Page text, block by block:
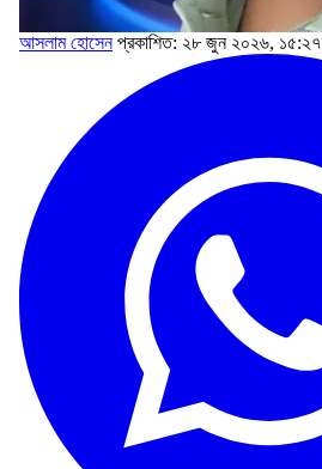
আসলাম হোসেন প্রকাশিত: ২৮ জুন ২০২৬, ১৫:২৭